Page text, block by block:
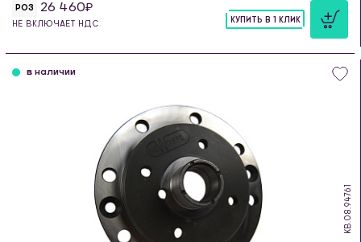
РОЗ 26 460
НЕ ВКЛЮЧАЕТ НДС
КУПИТЬ В 1 КЛИК
KB.08.94761
в наличии